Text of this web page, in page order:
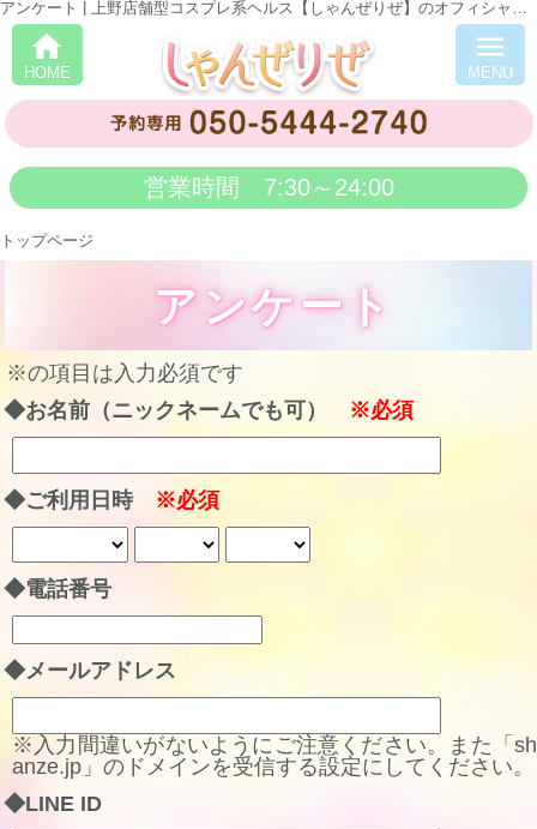
アンケート | 上野店舗型コスプレ系ヘルス【しゃんぜりぜ】のオフィシャルサイト 「しゃんぜりぜ」
home
HOME
menu
MENU
営業時間 7:30～24:00
トップページ
アンケート
※の項目は入力必須です
◆お名前（ニックネームでも可） ※必須
◆ご利用日時 ※必須
◆電話番号
◆メールアドレス
※入力間違いがないようにご注意ください。また「sh
anze.jp」のドメインを受信する設定にしてください。
◆LINE ID